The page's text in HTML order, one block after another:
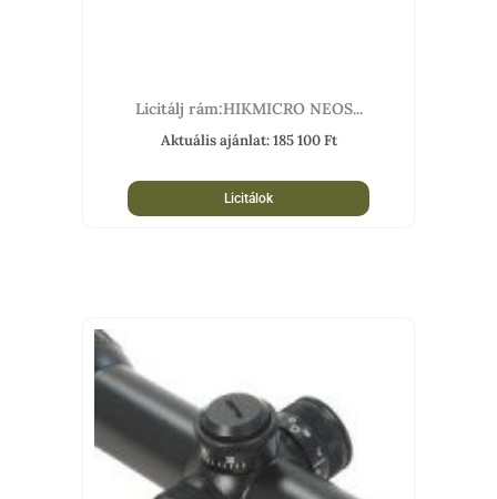
Licitálj rám:HIKMICRO NEOS...
Aktuális ajánlat:185 100Ft
Licitálok